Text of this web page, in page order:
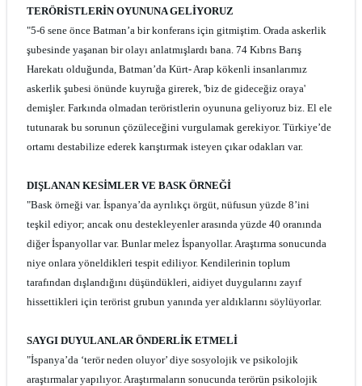
TERÖRİSTLERİN OYUNUNA GELİYORUZ
"5-6 sene önce Batman’a bir konferans için gitmiştim. Orada askerlik
şubesinde yaşanan bir olayı anlatmışlardı bana. 74 Kıbrıs Barış
Harekatı olduğunda, Batman’da Kürt- Arap kökenli insanlarımız
askerlik şubesi önünde kuyruğa girerek, 'biz de gideceğiz oraya'
demişler. Farkında olmadan teröristlerin oyununa geliyoruz biz. El ele
tutunarak bu sorunun çözüleceğini vurgulamak gerekiyor. Türkiye’de
ortamı destabilize ederek karıştırmak isteyen çıkar odakları var.
DIŞLANAN KESİMLER VE BASK ÖRNEĞİ
"Bask örneği var. İspanya’da ayrılıkçı örgüt, nüfusun yüzde 8’ini
teşkil ediyor; ancak onu destekleyenler arasında yüzde 40 oranında
diğer İspanyollar var. Bunlar melez İspanyollar. Araştırma sonucunda
niye onlara yöneldikleri tespit ediliyor. Kendilerinin toplum
tarafından dışlandığını düşündükleri, aidiyet duygularını zayıf
hissettikleri için terörist grubun yanında yer aldıklarını söylüyorlar.
SAYGI DUYULANLAR ÖNDERLİK ETMELİ
"İspanya’da ‘terör neden oluyor’ diye sosyolojik ve psikolojik
araştırmalar yapılıyor. Araştırmaların sonucunda terörün psikolojik